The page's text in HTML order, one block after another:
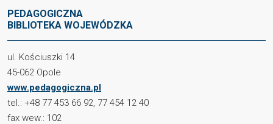
PEDAGOGICZNA
BIBLIOTEKA WOJEWÓDZKA
ul. Kościuszki 14
45-062 Opole
www.pedagogiczna.pl
tel.: +48 77 453 66 92, 77 454 12 40
fax wew.: 102